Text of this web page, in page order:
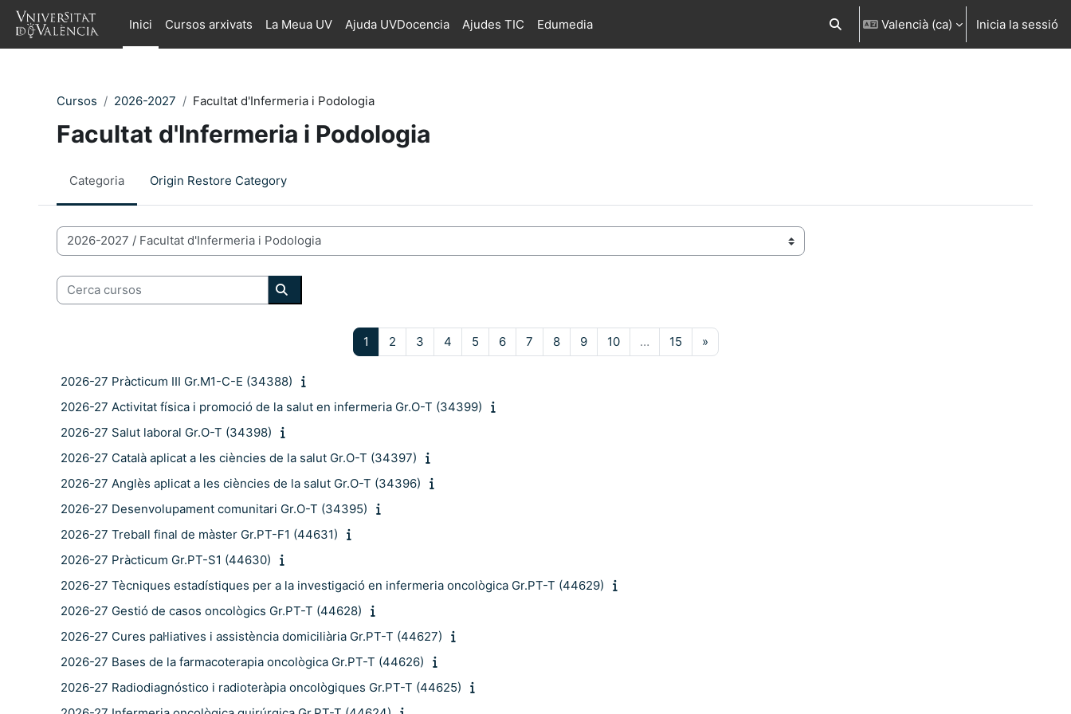
Ves al contingut principal
Inici
Cursos arxivats La Meua UV Ajuda UVDocencia Ajudes TIC Edumedia Commuta l'entrada de la cerca
Valencià ‎(ca)‎ Inicia la sessió
Cursos 2026-2027 Facultat d'Infermeria i Podologia
Facultat d'Infermeria i Podologia
Categoria Origin Restore Category
Categories de Cursos
Cerca cursos
Cerca cursos
1 Pàgina 1
2Pàgina 2
3Pàgina 3
4Pàgina 4
5Pàgina 5
6Pàgina 6
7Pàgina 7
8Pàgina 8
9Pàgina 9
10Pàgina 10
… 15Pàgina 15
»Pàgina següent
2026-27 Pràcticum III Gr.M1-C-E (34388)
2026-27 Activitat física i promoció de la salut en infermeria Gr.O-T (34399)
2026-27 Salut laboral Gr.O-T (34398)
2026-27 Català aplicat a les ciències de la salut Gr.O-T (34397)
2026-27 Anglès aplicat a les ciències de la salut Gr.O-T (34396)
2026-27 Desenvolupament comunitari Gr.O-T (34395)
2026-27 Treball final de màster Gr.PT-F1 (44631)
2026-27 Pràcticum Gr.PT-S1 (44630)
2026-27 Tècniques estadístiques per a la investigació en infermeria oncològica Gr.PT-T (44629)
2026-27 Gestió de casos oncològics Gr.PT-T (44628)
2026-27 Cures pal·liatives i assistència domiciliària Gr.PT-T (44627)
2026-27 Bases de la farmacoterapia oncològica Gr.PT-T (44626)
2026-27 Radiodiagnóstico i radioteràpia oncològiques Gr.PT-T (44625)